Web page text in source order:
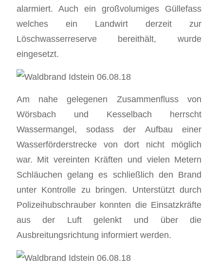
alarmiert. Auch ein großvolumiges Güllefass
welches ein Landwirt derzeit zur
Löschwasserreserve bereithält, wurde
eingesetzt.
Am nahe gelegenen Zusammenfluss von
Wörsbach und Kesselbach herrscht
Wassermangel, sodass der Aufbau einer
Wasserförderstrecke von dort nicht möglich
war. Mit vereinten Kräften und vielen Metern
Schläuchen gelang es schließlich den Brand
unter Kontrolle zu bringen. Unterstützt durch
Polizeihubschrauber konnten die Einsatzkräfte
aus der Luft gelenkt und über die
Ausbreitungsrichtung informiert werden.